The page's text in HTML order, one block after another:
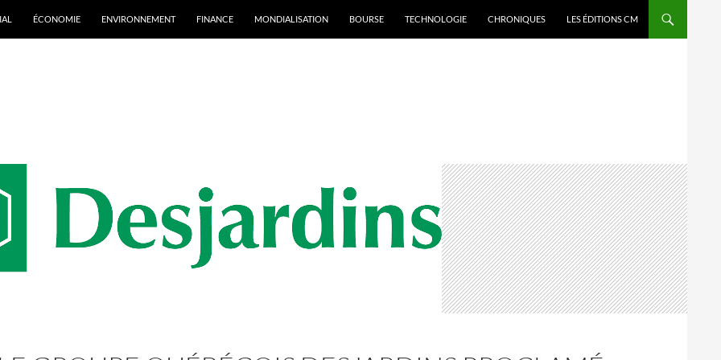
ÉCONOMIE ENVIRONNEMENT FINANCE MONDIALISATION BOURSE TECHNOLOGIE CHRONIQUES LES ÉDITIONS CM